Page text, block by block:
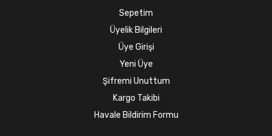
Sepetim
Üyelik Bilgileri
Üye Girişi
Yeni Üye
Şifremi Unuttum
Kargo Takibi
Havale Bildirim Formu